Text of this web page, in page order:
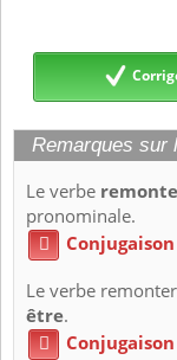
Remarques sur
Le verbe
pronominale.
 Conjugaison
Le verbe
être.
 Conjugaison